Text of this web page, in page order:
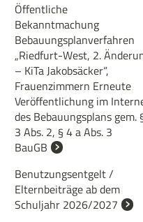
Öffentliche
Bekanntmachung
Bebauungsplanverfahren
„Riedfurt-West, 2.
– KiTa Jakobsäcker“,
Frauenzimmern Erneute
Veröffentlichung im
des Bebauungsplans gem.
3 Abs. 2, § 4 a Abs. 3
BauGB
Benutzungsentgelt /
Elternbeiträge ab dem
Schuljahr 2026/2027